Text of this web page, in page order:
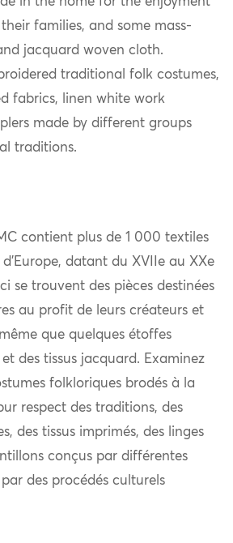
families, and some mass-
jacquard woven cloth.
traditional folk costumes,
fabrics, linen white work
made by different groups
traditions.
contient plus de 1 000 textiles
datant du XVIIe au XXe
se trouvent des pièces destinées
au profit de leurs créateurs et
que quelques étoffes
des tissus jacquard. Examinez
folkloriques brodés à la
respect des traditions, des
des tissus imprimés, des linges
conçus par différentes
des procédés culturels